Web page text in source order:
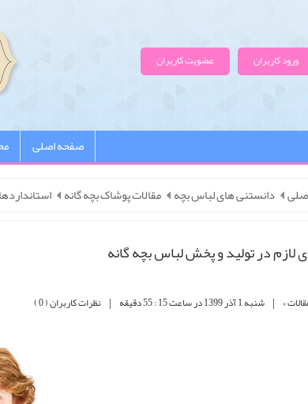
ورود کاربران عضویت کاربران
صفحه اصلی
دانستنی های لباس بچه مقالات پوشاک بچه گانه
لازم در تولید و پخش لباس بچه گانه
»
| شنبه 1 آذر 1399 در ساعت 15 : 55 دقیقه | نظرات کاربران ( 0 )